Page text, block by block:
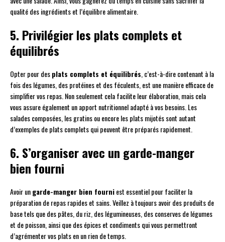
qualité des ingrédients et l’équilibre alimentaire.
5. Privilégier les plats complets et
équilibrés
Opter pour desplats complets et équilibrés, c’est-à-dire contenant à la
fois des légumes, des protéines et des féculents, est une manière efficace de
simplifier vos repas. Non seulement cela facilite leur élaboration, mais cela
vous assure également un apport nutritionnel adapté à vos besoins. Les
salades composées, les gratins ou encore les plats mijotés sont autant
d’exemples de plats complets qui peuvent être préparés rapidement.
6. S’organiser avec un garde-manger
bien fourni
Avoir ungarde-manger bien fourniest essentiel pour faciliter la
préparation de repas rapides et sains. Veillez à toujours avoir des produits de
base tels que des pâtes, du riz, des légumineuses, des conserves de légumes
et de poisson, ainsi que des épices et condiments qui vous permettront
d’agrémenter vos plats en un rien de temps.